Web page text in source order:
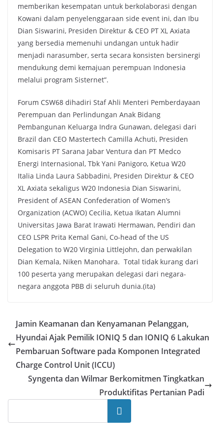
memberikan kesempatan untuk berkolaborasi dengan
Kowani dalam penyelenggaraan side event ini, dan Ibu
Dian Siswarini, Presiden Direktur & CEO PT XL Axiata
yang bersedia memenuhi undangan untuk hadir
menjadi narasumber, serta secara konsisten bersinergi
mendukung demi kemajuan perempuan Indonesia
melalui program Sisternet”.
Forum CSW68 dihadiri Staf Ahli Menteri Pemberdayaan
Perempuan dan Perlindungan Anak Bidang
Pembangunan Keluarga Indra Gunawan, delegasi dari
Brazil dan CEO Mastertech Camilla Achuti, Presiden
Komisaris PT Sarana Jabar Ventura dan PT Medco
Energi Internasional, Tbk Yani Panigoro, Ketua W20
Italia Linda Laura Sabbadini, Presiden Direktur & CEO
XL Axiata sekaligus W20 Indonesia Dian Siswarini,
President of ASEAN Confederation of Women’s
Organization (ACWO) Cecilia, Ketua Ikatan Alumni
Universitas Jawa Barat Irawati Hermawan, Pendiri dan
CEO LSPR Prita Kemal Gani, Co-head of the US
Delegation to W20 Virginia Littlejohn, dan perwakilan
Dian Kemala, Niken Manohara. Total tidak kurang dari
100 peserta yang merupakan delegasi dari negara-
negara anggota PBB di seluruh dunia.(ita)
Jamin Keamanan dan Kenyamanan Pelanggan,
Hyundai Ajak Pemilik IONIQ 5 dan IONIQ 6 Lakukan
Pembaruan Software pada Komponen Integrated
Charge Control Unit (ICCU)
Syngenta dan Wilmar Berkomitmen Tingkatkan
Produktifitas Pertanian Padi
Search